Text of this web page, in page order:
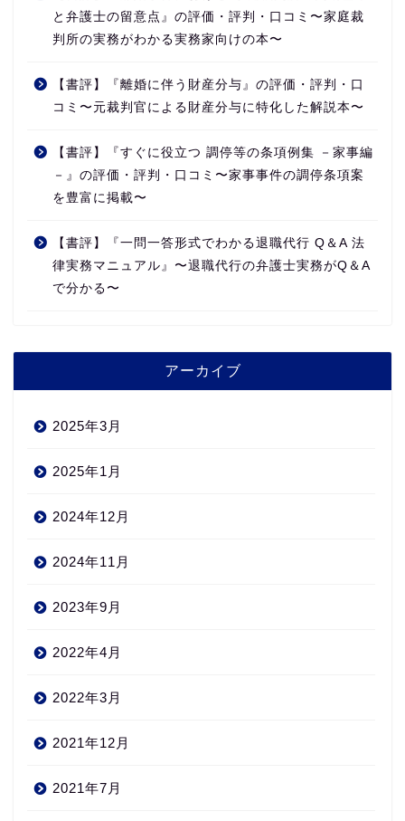
と弁護士の留意点』の評価・評判・口コミ〜家庭裁
判所の実務がわかる実務家向けの本〜
【書評】『離婚に伴う財産分与』の評価・評判・口
コミ〜元裁判官による財産分与に特化した解説本〜
【書評】『すぐに役立つ 調停等の条項例集 －家事編
－』の評価・評判・口コミ〜家事事件の調停条項案
を豊富に掲載〜
【書評】『一問一答形式でわかる退職代行 Q＆A 法
律実務マニュアル』〜退職代行の弁護士実務がQ＆A
で分かる〜
アーカイブ
2025年3月
2025年1月
2024年12月
2024年11月
2023年9月
2022年4月
2022年3月
2021年12月
2021年7月